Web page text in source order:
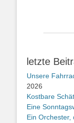
letzte
Unsere
2026
Kostbare
Eine
Ein